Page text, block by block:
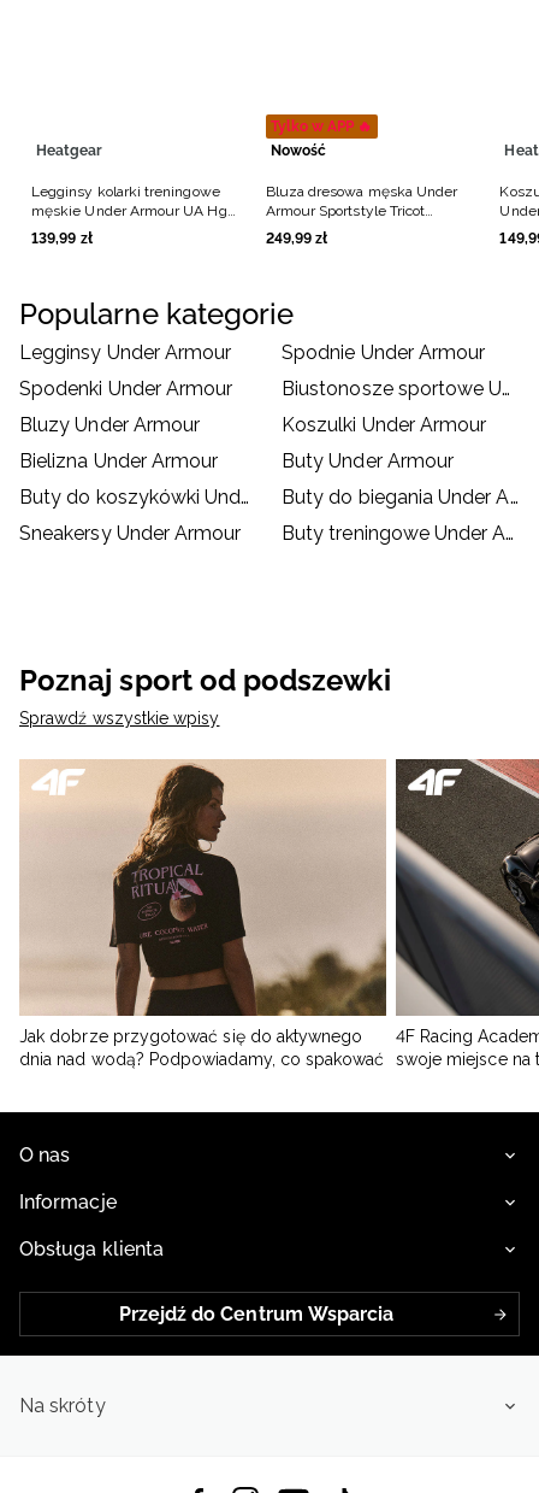
Heatgear
Legginsy kolarki treningowe
męskie Under Armour UA Hg
Armour Shorts - czarne
139,99 zł
Tylko w APP 🔥
Nowość
Bluza dresowa męska Under
Armour Sportstyle Tricot
Jacket - czarna
249,99 zł 149,
Popularne kategorie
Legginsy Under Armour
Spodnie Under Armour
Spodenki Under Armour
Biustonosze sportowe Under Armour
Bluzy Under Armour
Koszulki Under Armour
Bielizna Under Armour
Buty Under Armour
Buty do koszykówki Under Armour
Buty do biegania Under Armour
Sneakersy Under Armour
Buty treningowe Under Armour
Poznaj sport od podszewki
Sprawdź wszystkie wpisy
Jak dobrze przygotować się do aktywnego
dnia nad wodą? Podpowiadamy, co spakować
4F Racing
swoje miejsce na
O nas
Informacje
Obsługa klienta
Przejdź do Centrum Wsparcia
Na skróty